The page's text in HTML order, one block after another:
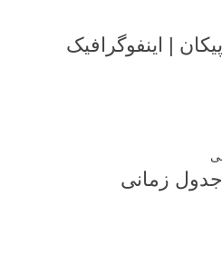
| اینفوگرافیک
جدول زمانی